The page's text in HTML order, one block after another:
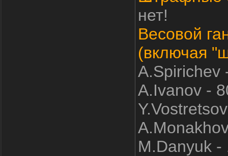
нет!
Весовой
(включая
A.Spirichev
A.Ivanov -
M.Danyuk -